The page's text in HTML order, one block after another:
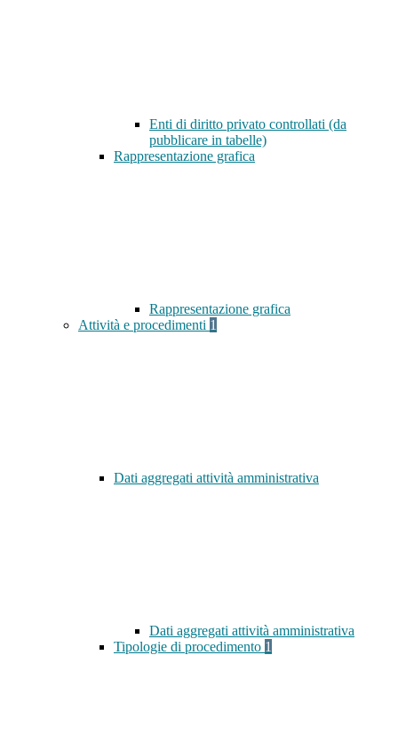
Enti di diritto privato controllati (da
pubblicare in tabelle)
Rappresentazione grafica
Rappresentazione grafica
Attività e procedimenti 1
Dati aggregati attività amministrativa
Dati aggregati attività amministrativa
Tipologie di procedimento 1